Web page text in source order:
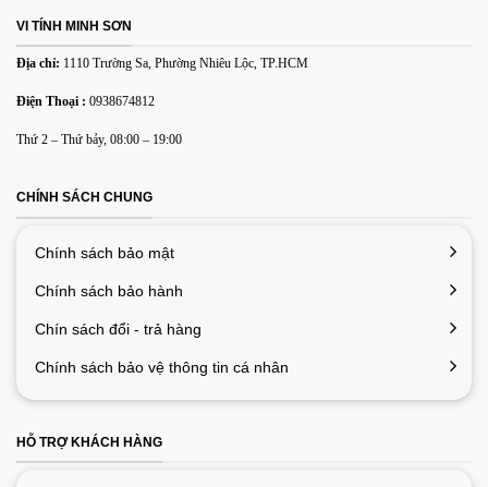
VI TÍNH MINH SƠN
Địa chỉ: 1110 Trường Sa, Phường Nhiêu Lộc, TP.HCM
Điện Thoại : 0938674812
Thứ 2 – Thứ bảy, 08:00 – 19:00
CHÍNH SÁCH CHUNG
Chính sách bảo mật
Chính sách bảo hành
Chín sách đổi - trả hàng
Chính sách bảo vệ thông tin cá nhân
HỖ TRỢ KHÁCH HÀNG